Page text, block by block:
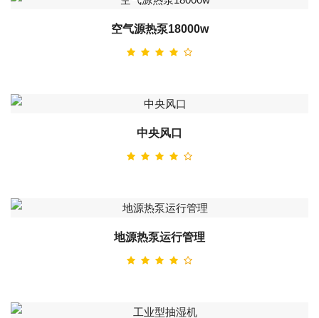
空气源热泵18000w
中央风口
地源热泵运行管理